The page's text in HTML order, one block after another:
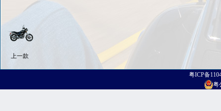
上一款
粤ICP备
粤